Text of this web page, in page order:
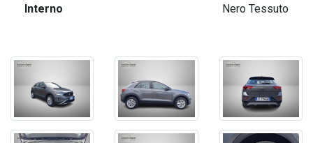
Interno Nero Tessuto